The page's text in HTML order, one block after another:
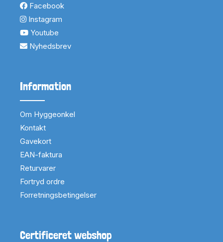
Facebook
Instagram
Youtube
Nyhedsbrev
Information
Om Hyggeonkel
Kontakt
Gavekort
EAN-faktura
Returvarer
Fortryd ordre
Forretningsbetingelser
Certificeret webshop